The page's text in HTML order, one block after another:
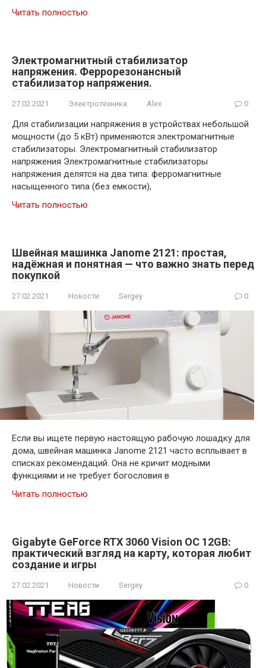
Читать полностью
Электромагнитный стабилизатор
напряжения. Феррорезонансный
стабилизатор напряжения.
27.02.2021 Электротехника Alex 0
Для стабилизации напряжения в устройствах небольшой
мощности (до 5 кВт) применяются электромагнитные
стабилизаторы. Электромагнитный стабилизатор
напряжения Электромагнитные стабилизаторы
напряжения делятся на два типа: ферромагнитные
насыщенного типа (без емкости),
Читать полностью
Швейная машинка Janome 2121: простая,
надёжная и понятная — что важно знать перед
покупкой
27.02.2021 Новости Sergey 0
Если вы ищете первую настоящую рабочую лошадку для
дома, швейная машинка Janome 2121 часто всплывает в
списках рекомендаций. Она не кричит модными
функциями и не требует богословия в
Читать полностью
Gigabyte GeForce RTX 3060 Vision OC 12GB:
практический взгляд на карту, которая любит
создание и игры
27.02.2021 Новости Sergey 0